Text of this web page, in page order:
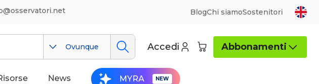
BlogChi siamoSostenitori
Ovunque Accedi Abbonamenti
News MYRA